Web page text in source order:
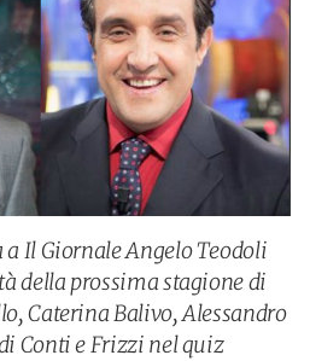
Il Giornale Angelo Teodoli
della prossima stagione di
Caterina Balivo, Alessandro
Conti e Frizzi nel quiz